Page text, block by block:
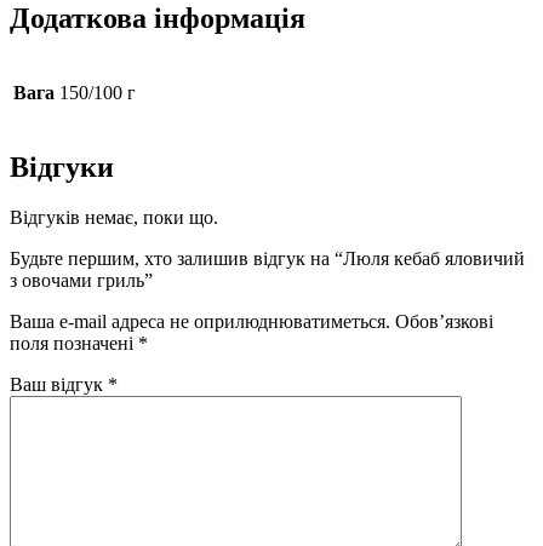
Додаткова інформація
Вага 150/100 г
Відгуки
Відгуків немає, поки що.
Будьте першим, хто залишив відгук на “Люля кебаб яловичий
з овочами гриль”
Ваша e-mail адреса не оприлюднюватиметься. Обов’язкові
поля позначені *
Ваш відгук *